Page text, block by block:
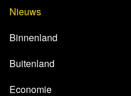
Nieuws
Binnenland
Buitenland
Economie